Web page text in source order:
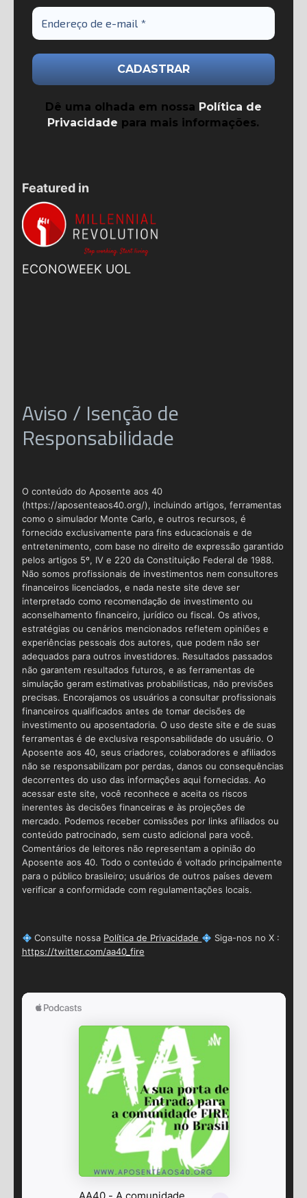
Dê uma olhada em nossa Política de
Privacidade para mais informações.
Featured in
ECONOWEEK UOL
Aviso / Isenção de
Responsabilidade
O conteúdo do Aposente aos 40
(https://aposenteaos40.org/), incluindo artigos, ferramentas
como o simulador Monte Carlo, e outros recursos, é
fornecido exclusivamente para fins educacionais e de
entretenimento, com base no direito de expressão garantido
pelos artigos 5º, IV e 220 da Constituição Federal de 1988.
Não somos profissionais de investimentos nem consultores
financeiros licenciados, e nada neste site deve ser
interpretado como recomendação de investimento ou
aconselhamento financeiro, jurídico ou fiscal. Os ativos,
estratégias ou cenários mencionados refletem opiniões e
experiências pessoais dos autores, que podem não ser
adequados para outros investidores. Resultados passados
não garantem resultados futuros, e as ferramentas de
simulação geram estimativas probabilísticas, não previsões
precisas. Encorajamos os usuários a consultar profissionais
financeiros qualificados antes de tomar decisões de
investimento ou aposentadoria. O uso deste site e de suas
ferramentas é de exclusiva responsabilidade do usuário. O
Aposente aos 40, seus criadores, colaboradores e afiliados
não se responsabilizam por perdas, danos ou consequências
decorrentes do uso das informações aqui fornecidas. Ao
acessar este site, você reconhece e aceita os riscos
inerentes às decisões financeiras e às projeções de
mercado. Podemos receber comissões por links afiliados ou
conteúdo patrocinado, sem custo adicional para você.
Comentários de leitores não representam a opinião do
Aposente aos 40. Todo o conteúdo é voltado principalmente
para o público brasileiro; usuários de outros países devem
verificar a conformidade com regulamentações locais.
Consulte nossa Política de Privacidade
Siga-nos no X :
https://twitter.com/aa40_fire